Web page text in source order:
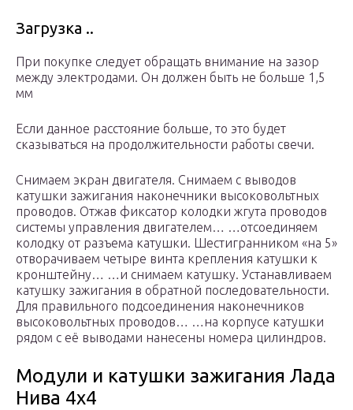
Загрузка ..
При покупке следует обращать внимание на зазор
между электродами. Он должен быть не больше 1,5
мм
Если данное расстояние больше, то это будет
сказываться на продолжительности работы свечи.
Снимаем экран двигателя. Снимаем с выводов
катушки зажигания наконечники высоковольтных
проводов. Отжав фиксатор колодки жгута проводов
системы управления двигателем… …отсоединяем
колодку от разъема катушки. Шестигранником «на 5»
отворачиваем четыре винта крепления катушки к
кронштейну… …и снимаем катушку. Устанавливаем
катушку зажигания в обратной последовательности.
Для правильного подсоединения наконечников
высоковольтных проводов… …на корпусе катушки
рядом с её выводами нанесены номера цилиндров.
Модули и катушки зажигания Лада
Нива 4х4